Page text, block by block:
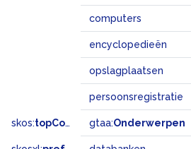
computers
encyclopedieën
opslagplaatsen
persoonsregistratie
skos:topConceptOf gtaa:Onderwerpen